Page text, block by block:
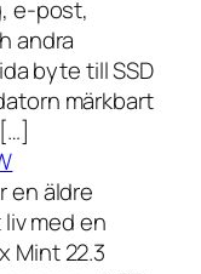
e-post,
andra
byte till SSD
märkbart
en äldre
med en
Mint 22.3